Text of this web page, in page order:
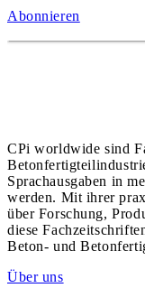
Abonnieren
CPi worldwide sind
Sprachausgaben in
werden. Mit ihrer
über Forschung,
diese
Beton- und
Über uns